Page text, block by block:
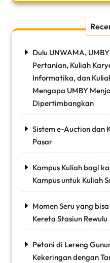
Dulu UNWAMA,
Pertanian, Kuliah
Informatika, dan
Mengapa UMBY
Dipertimbangkan
Sistem e-Auction dan
Pasar
Kampus Kuliah bagi
Kampus untuk Kuliah
Momen Seru yang
Kereta Stasiun Rewulu
Petani di Lereng
Kekeringan dengan